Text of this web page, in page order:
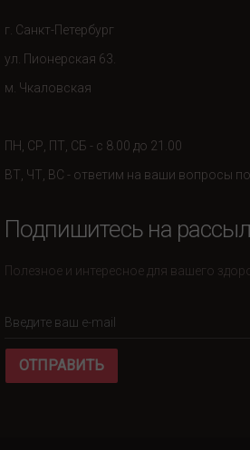
г. Санкт-Петербург
ул. Пионерская 63.
м. Чкаловская
ПН, СР, ПТ, СБ - с 8.00 до 21.00
ВТ, ЧТ, ВС - ответим на ваши вопросы
Подпишитесь на
Полезное и интересное для вашего
ОТПРАВИТЬ